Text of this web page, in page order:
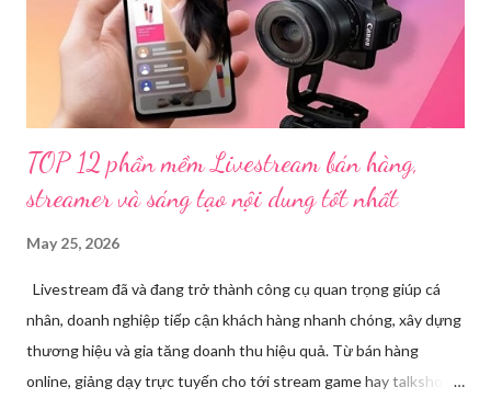
một số đối tượng khác đã tham gia tổ chức livestream nội dung
đồi trụy nhằm mục đích thu lợi. Các đối tượng liên quan gồm
L.V.D (sinh ...
TOP 12 phần mềm Livestream bán hàng,
streamer và sáng tạo nội dung tốt nhất
May 25, 2026
Livestream đã và đang trở thành công cụ quan trọng giúp cá
nhân, doanh nghiệp tiếp cận khách hàng nhanh chóng, xây dựng
thương hiệu và gia tăng doanh thu hiệu quả. Từ bán hàng
online, giảng dạy trực tuyến cho tới stream game hay talkshow,